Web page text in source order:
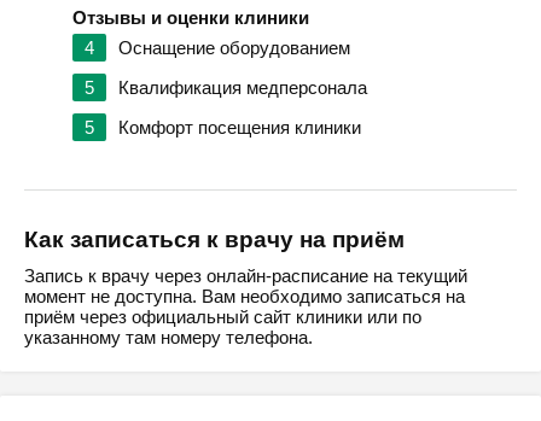
Отзывы и оценки клиники
4
Оснащение оборудованием
5
Квалификация медперсонала
5
Комфорт посещения клиники
Как записаться к врачу на приём
Запись к врачу через онлайн-расписание на текущий
момент не доступна. Вам необходимо записаться на
приём через официальный сайт клиники или по
указанному там номеру телефона.